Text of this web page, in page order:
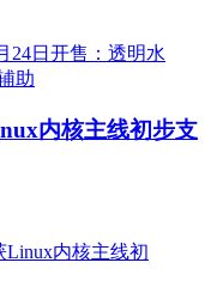
内核主线初步支